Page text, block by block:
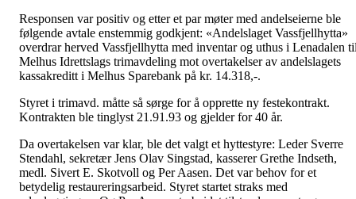
Responsen var positiv og etter et par møter med andelseierne ble
følgende avtale enstemmig godkjent: «Andelslaget Vassfjellhytta»
overdrar herved Vassfjellhytta med inventar og uthus i Lenadalen
Melhus Idrettslags trimavdeling mot overtakelser av andelslagets
kassakreditt i Melhus Sparebank på kr. 14.318,-.
Styret i trimavd. måtte så sørge for å opprette ny festekontrakt.
Kontrakten ble tinglyst 21.91.93 og gjelder for 40 år.
Da overtakelsen var klar, ble det valgt et hyttestyre: Leder Sverre
Stendahl, sekretær Jens Olav Singstad, kasserer Grethe Indseth,
medl. Sivert E. Skotvoll og Per Aasen. Det var behov for et
betydelig restaureringsarbeid. Styret startet straks med